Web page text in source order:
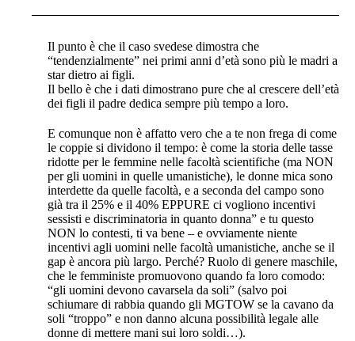
Il punto è che il caso svedese dimostra che
“tendenzialmente” nei primi anni d’età sono più le madri a
star dietro ai figli.
Il bello è che i dati dimostrano pure che al crescere dell’età
dei figli il padre dedica sempre più tempo a loro.
E comunque non è affatto vero che a te non frega di come
le coppie si dividono il tempo: è come la storia delle tasse
ridotte per le femmine nelle facoltà scientifiche (ma NON
per gli uomini in quelle umanistiche), le donne mica sono
interdette da quelle facoltà, e a seconda del campo sono
già tra il 25% e il 40% EPPURE ci vogliono incentivi
sessisti e discriminatoria in quanto donna” e tu questo
NON lo contesti, ti va bene – e ovviamente niente
incentivi agli uomini nelle facoltà umanistiche, anche se il
gap è ancora più largo. Perché? Ruolo di genere maschile,
che le femministe promuovono quando fa loro comodo:
“gli uomini devono cavarsela da soli” (salvo poi
schiumare di rabbia quando gli MGTOW se la cavano da
soli “troppo” e non danno alcuna possibilità legale alle
donne di mettere mani sui loro soldi…).